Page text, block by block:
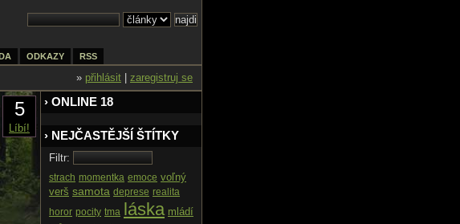
ODKAZY RSS
» přihlásit zaregistruj se
5
Líbí!
› ONLINE 18
› NEJČASTĚJŠÍ ŠTÍTKY
Filtr:
strach momentka emoce voľný
verš samota deprese realita
horor pocity tma láska mládí